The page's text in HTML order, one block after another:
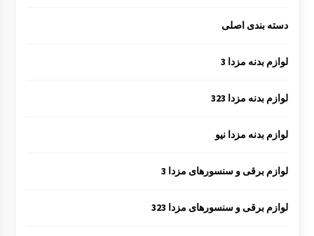
دسته بندی اصلی
لوازم بدنه مزدا 3
لوازم بدنه مزدا 323
لوازم بدنه مزدا نیو
لوازم برقی و سنسورهای مزدا 3
لوازم برقی و سنسورهای مزدا 323